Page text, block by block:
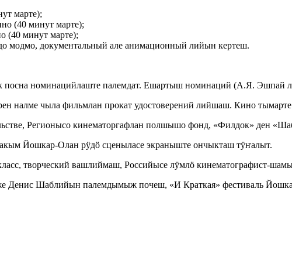
марте);
(40 минут марте);
(40 минут марте);
модмо, документальный але анимационный лийын кертеш.
посна номинацийлаште палемдат. Ешартыш номинаций (А.Я. Эшпай
налме чыла фильмлан прокат удостоверений лийшаш. Кино тымарте
Регионысо кинематоргафлан полшышо фонд, «Филдок» ден
Йошкар-Олан рӱдӧ сценыласе экраныште ончыкташ тӱҥалыт.
творческий вашлиймаш, Российысе лӱмлӧ кинематографист-
Денис Шаблийын палемдымыж почеш, «И Краткая» фестиваль